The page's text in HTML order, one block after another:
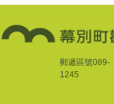
郵遞區號089-
1245